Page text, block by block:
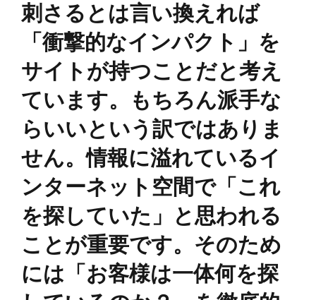
​刺さるとは言い換えれば
「衝撃的なインパクト」を
サイトが持つことだと考え
ています。もちろん派手な
らいいという訳ではありま
せん。情報に溢れているイ
ンターネット空間で「これ
を探していた」と思われる
ことが重要です。そのため
には「お客様は一体何を探